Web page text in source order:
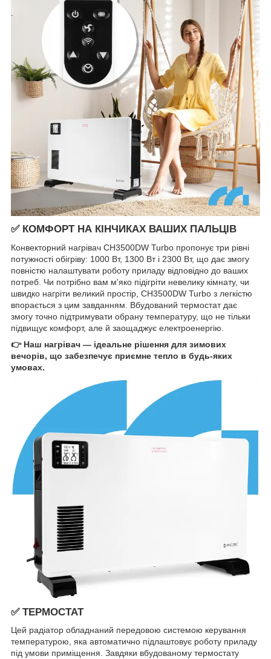
✅ КОМФОРТ НА КІНЧИКАХ ВАШИХ ПАЛЬЦІВ
Конвекторний нагрівач CH3500DW Turbo пропонує три рівні
потужності обігріву: 1000 Вт, 1300 Вт і 2300 Вт, що дає змогу
повністю налаштувати роботу приладу відповідно до ваших
потреб. Чи потрібно вам м'яко підігріти невелику кімнату, чи
швидко нагріти великий простір, CH3500DW Turbo з легкістю
впорається з цим завданням. Вбудований термостат дає
змогу точно підтримувати обрану температуру, що не тільки
підвищує комфорт, але й заощаджує електроенергію.
👉 Наш нагрівач — ідеальне рішення для зимових
вечорів, що забезпечує приємне тепло в будь-яких
умовах.
✅ ТЕРМОСТАТ
Цей радіатор обладнаний передовою системою керування
температурою, яка автоматично підлаштовує роботу приладу
під умови приміщення. Завдяки вбудованому термостату